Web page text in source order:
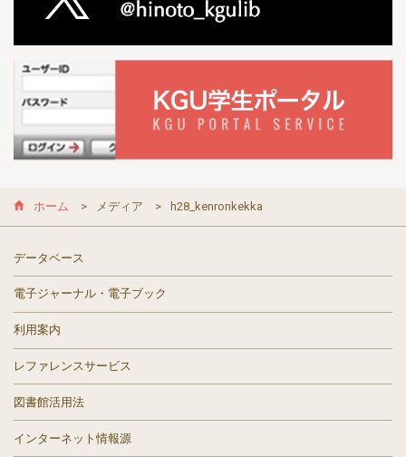
ホーム メディア h28_kenronkekka
データベース
電子ジャーナル・電子ブック
利用案内
レファレンスサービス
図書館活用法
インターネット情報源